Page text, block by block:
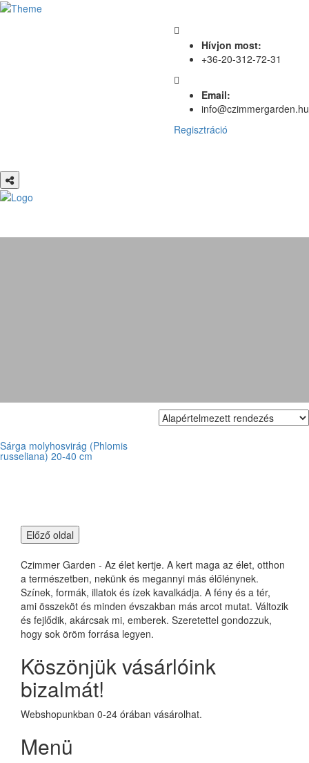
Hívjon most:
+36-20-312-72-31
Email:
info@czimmergarden.hu
Regisztráció
Sárga molyhosvirág (Phlomis
russeliana) 20-40 cm
Czimmer Garden - Az élet kertje. A kert maga az élet, otthon
a természetben, nekünk és megannyi más élőlénynek.
Színek, formák, illatok és ízek kavalkádja. A fény és a tér,
ami összeköt és minden évszakban más arcot mutat. Változik
és fejlődik, akárcsak mi, emberek. Szeretettel gondozzuk,
hogy sok öröm forrása legyen.
Köszönjük vásárlóink
bizalmát!
Webshopunkban 0-24 órában vásárolhat.
Menü